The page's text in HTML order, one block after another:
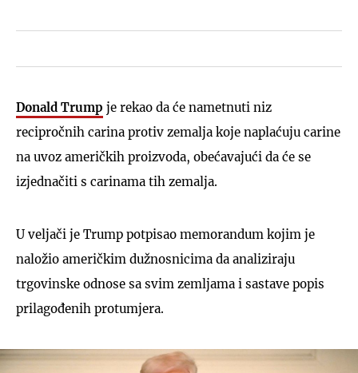
Donald Trump je rekao da će nametnuti niz
recipročnih carina protiv zemalja koje naplaćuju carine
na uvoz američkih proizvoda, obećavajući da će se
izjednačiti s carinama tih zemalja.
U veljači je Trump potpisao memorandum kojim je
naložio američkim dužnosnicima da analiziraju
trgovinske odnose sa svim zemljama i sastave popis
prilagođenih protumjera.